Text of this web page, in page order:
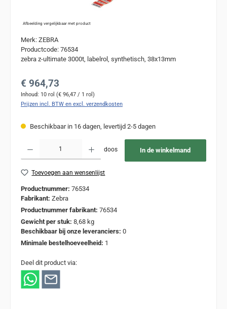
Afbeelding vergelijkbaar met product
Merk: ZEBRA
Productcode: 76534
zebra z-ultimate 3000t, labelrol, synthetisch, 38x13mm
Normale prijs:
€ 964,73
Inhoud: 10 rol (€ 96,47 / 1 rol)
Prijzen incl. BTW en excl. verzendkosten
Beschikbaar in 16 dagen, levertijd 2-5 dagen
doos In de winkelmand
Toevoegen aan wensenlijst
Productnummer: 76534
Fabrikant: Zebra
Productnummer fabrikant: 76534
Gewicht per stuk: 8,68 kg
Beschikbaar bij onze leveranciers: 0
Minimale bestelhoeveelheid: 1
Deel dit product via: